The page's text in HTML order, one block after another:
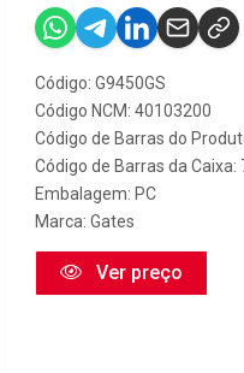
Código: G9450GS
Código NCM: 40103200
Código de Barras do
Código de Barras da Caixa:
Embalagem: PC
Marca: Gates
Ver preço